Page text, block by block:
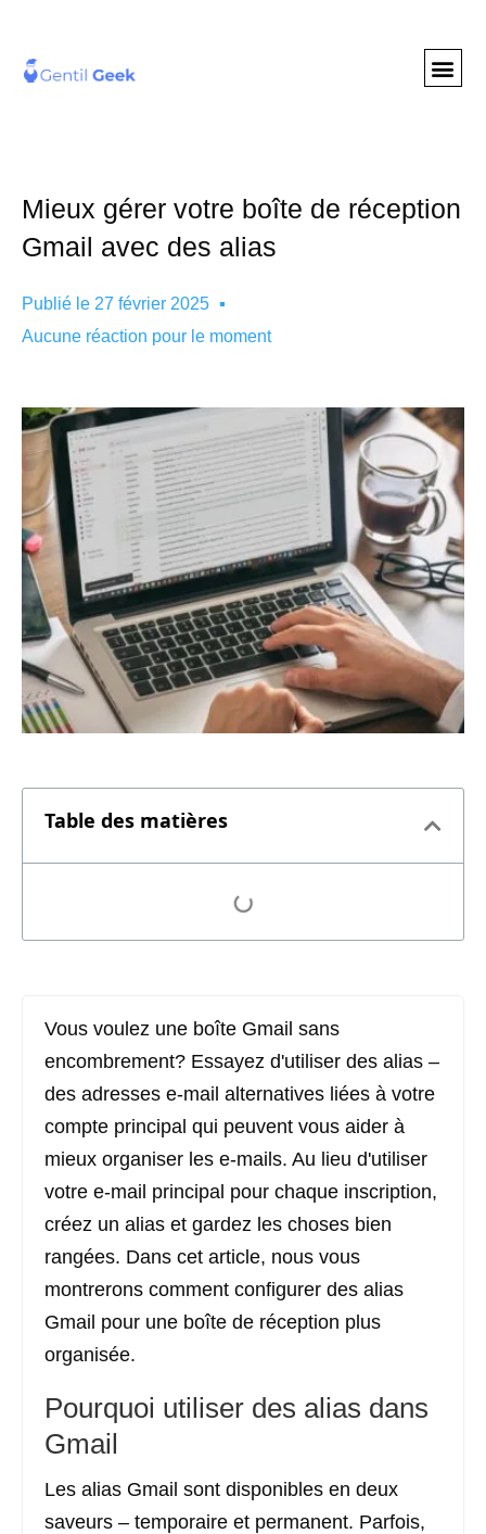
Mieux gérer votre boîte de réception
Gmail avec des alias
Publié le 27 février 2025
Aucune réaction pour le moment
Table des matières
Vous voulez une boîte Gmail sans
encombrement? Essayez d'utiliser des alias –
des adresses e-mail alternatives liées à votre
compte principal qui peuvent vous aider à
mieux organiser les e-mails. Au lieu d'utiliser
votre e-mail principal pour chaque inscription,
créez un alias et gardez les choses bien
rangées. Dans cet article, nous vous
montrerons comment configurer des alias
Gmail pour une boîte de réception plus
organisée.
Pourquoi utiliser des alias dans
Gmail
Les alias Gmail sont disponibles en deux
saveurs – temporaire et permanent. Parfois,